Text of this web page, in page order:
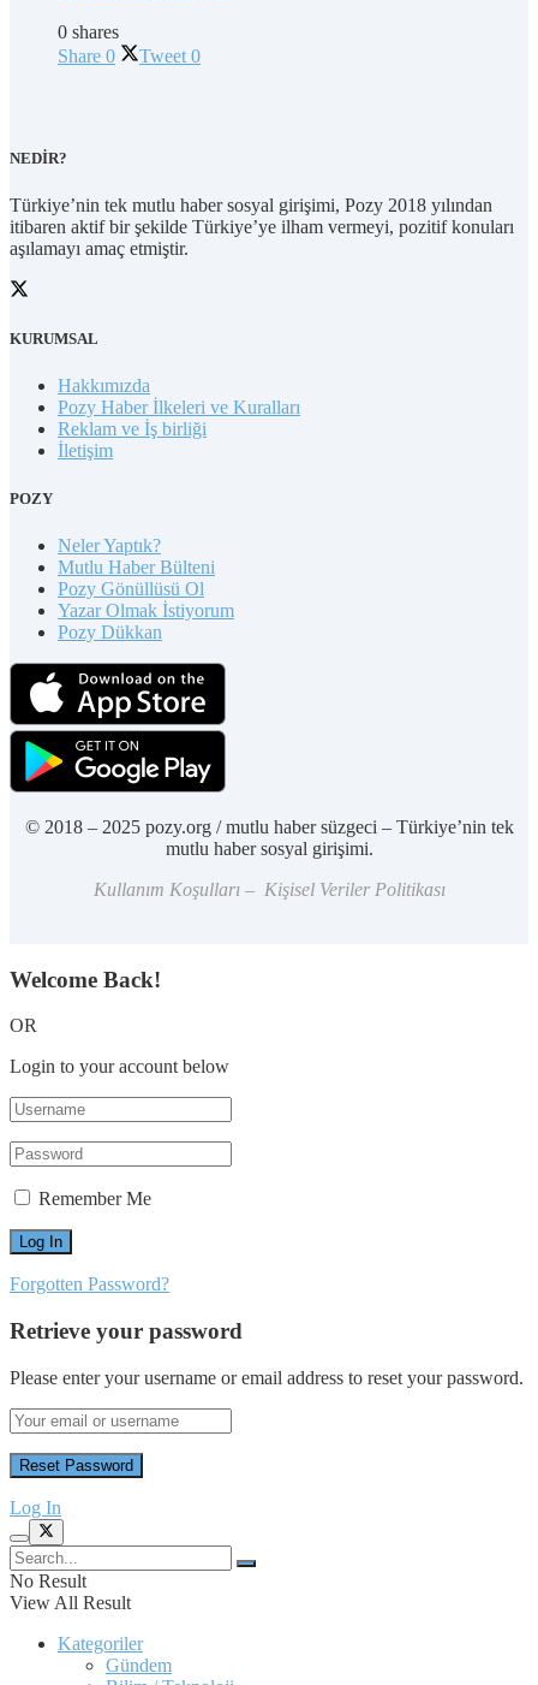
0 shares
Share 0 Tweet 0
NEDİR?
Türkiye’nin tek mutlu haber sosyal girişimi, Pozy 2018 yılından
itibaren aktif bir şekilde Türkiye’ye ilham vermeyi, pozitif konuları
aşılamayı amaç etmiştir.
KURUMSAL
Hakkımızda
Pozy Haber İlkeleri ve Kuralları
Reklam ve İş birliği
İletişim
POZY
Neler Yaptık?
Mutlu Haber Bülteni
Pozy Gönüllüsü Ol
Yazar Olmak İstiyorum
Pozy Dükkan
© 2018 – 2025 pozy.org / mutlu haber süzgeci – Türkiye’nin tek
mutlu haber sosyal girişimi.
Kullanım Koşulları – Kişisel Veriler Politikası
Welcome Back!
OR
Login to your account below
Remember Me
Forgotten Password?
Retrieve your password
Please enter your username or email address to reset your password.
Log In
No Result
View All Result
Kategoriler
Gündem